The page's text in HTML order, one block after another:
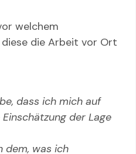
welchem
die Arbeit vor Ort
dass ich mich auf
der Lage
dem, was ich